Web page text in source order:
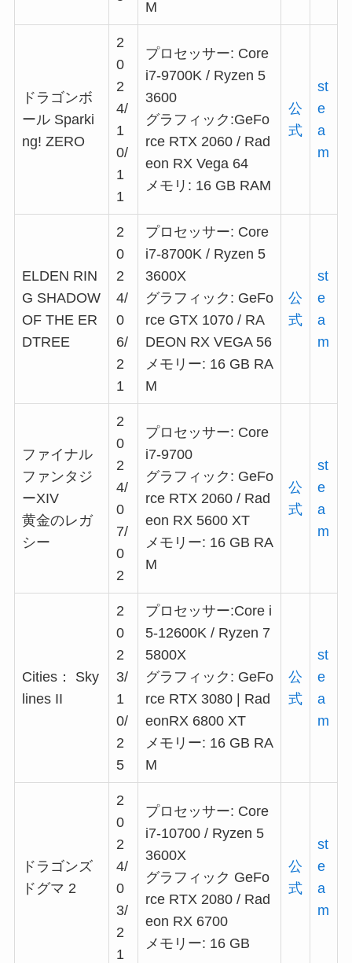
M
ドラゴンボ
ール Sparki
ng! ZERO
2
0
2
4/
1
0/
1
1
プロセッサー: Core
i7-9700K / Ryzen 5
3600
グラフィック:GeFo
rce RTX 2060 / Rad
eon RX Vega 64
メモリ: 16 GB RAM
公
式
st
e
a
m
ELDEN RIN
G SHADOW
OF THE ER
DTREE
2
0
2
4/
0
6/
2
1
プロセッサー: Core
i7-8700K / Ryzen 5
3600X
グラフィック: GeFo
rce GTX 1070 / RA
DEON RX VEGA 56
メモリー: 16 GB RA
M
公
式
st
e
a
m
ファイナル
ファンタジ
ーXIV
黄金のレガ
シー
2
0
2
4/
0
7/
0
2
プロセッサー: Core
i7-9700
グラフィック: GeFo
rce RTX 2060 / Rad
eon RX 5600 XT
メモリー: 16 GB RA
M
公
式
st
e
a
m
Cities： Sky
lines II
2
0
2
3/
1
0/
2
5
プロセッサー:Core i
5-12600K / Ryzen 7
5800X
グラフィック: GeFo
rce RTX 3080 | Rad
eonRX 6800 XT
メモリー: 16 GB RA
M
公
式
st
e
a
m
ドラゴンズ
ドグマ 2
2
0
2
4/
0
3/
2
1
プロセッサー: Core
i7-10700 / Ryzen 5
3600X
グラフィック GeFo
rce RTX 2080 / Rad
eon RX 6700
メモリー: 16 GB
公
式
st
e
a
m